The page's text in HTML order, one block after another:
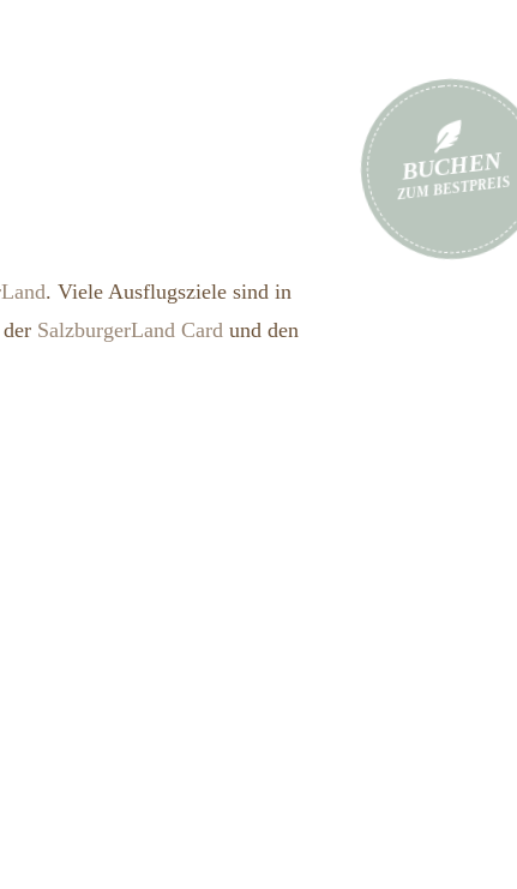
. Viele Ausflugsziele sind in
SalzburgerLand Card und den
BUCHEN
ZUM BESTPREIS